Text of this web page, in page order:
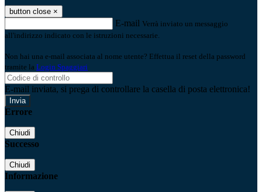
button close ×
E-mail Verrà inviato un messaggio
all'indirizzo indicato con le istruzioni necessarie.
Non hai una e-mail associata al nome utente? Effettua il reset della password
tramite la Login Spaggiari
E-mail inviata, si prega di controllare la casella di posta elettronica!
Errore
Chiudi
Successo
Chiudi
Informazione